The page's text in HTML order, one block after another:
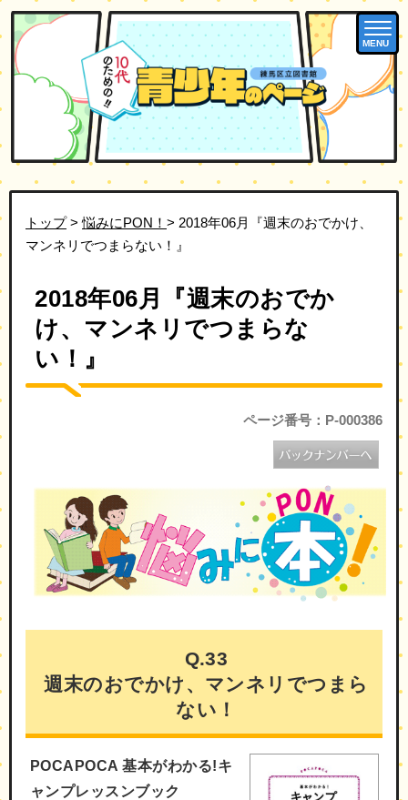
MENU
トップ>悩みにPON！ > 2018年06月『週末のおでかけ、
マンネリでつまらない！』
2018年06月『週末のおでか
け、マンネリでつまらな
い！』
ページ番号：P-000386
Q.33
週末のおでかけ、マンネリでつまら
ない！
POCAPOCA 基本がわかる!キ
ャンプレッスンブック